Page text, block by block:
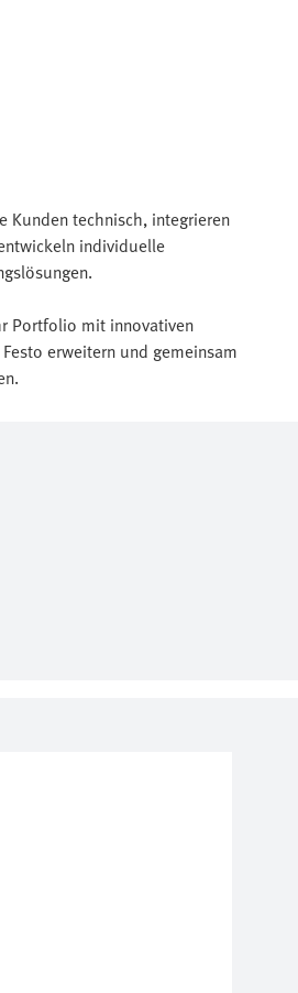
Kunden technisch, integrieren
individuelle
Portfolio mit innovativen
erweitern und gemeinsam